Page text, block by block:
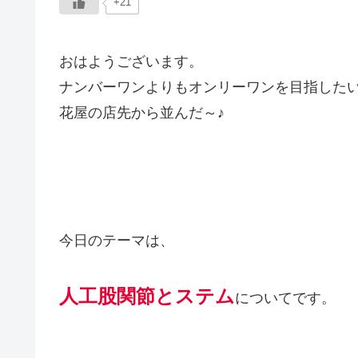
おはようございます。
ナンバーワンよりもオンリーワンを目指した
花屋の店先から並んだ～♪
今日のテーマは、
人工股関節とステムについてです。